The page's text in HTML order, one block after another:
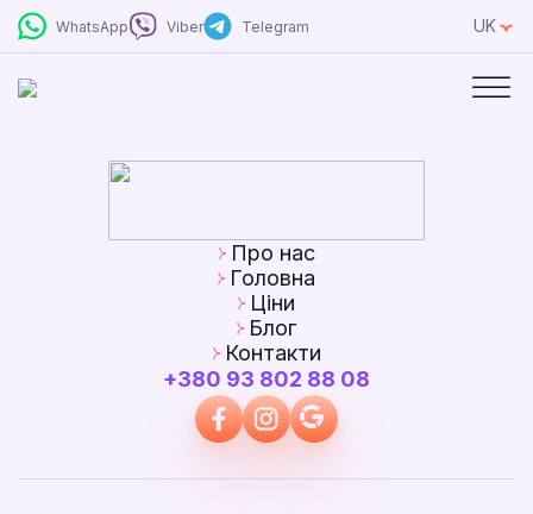
WhatsApp Viber Telegram UK
Про нас
Головна
Ціни
Блог
Контакти
+380 93 802 88 08